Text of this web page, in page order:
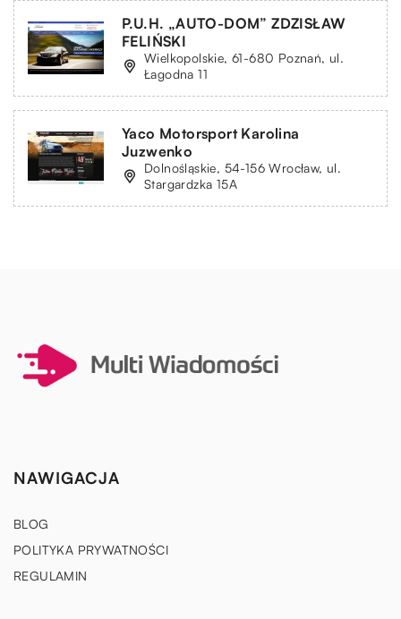
P.U.H. „AUTO-DOM” ZDZISŁAW
FELIŃSKI
Wielkopolskie, 61-680 Poznań, ul.
Łagodna 11
Yaco Motorsport Karolina
Juzwenko
Dolnośląskie, 54-156 Wrocław, ul.
Stargardzka 15A
NAWIGACJA
BLOG
POLITYKA PRYWATNOŚCI
REGULAMIN